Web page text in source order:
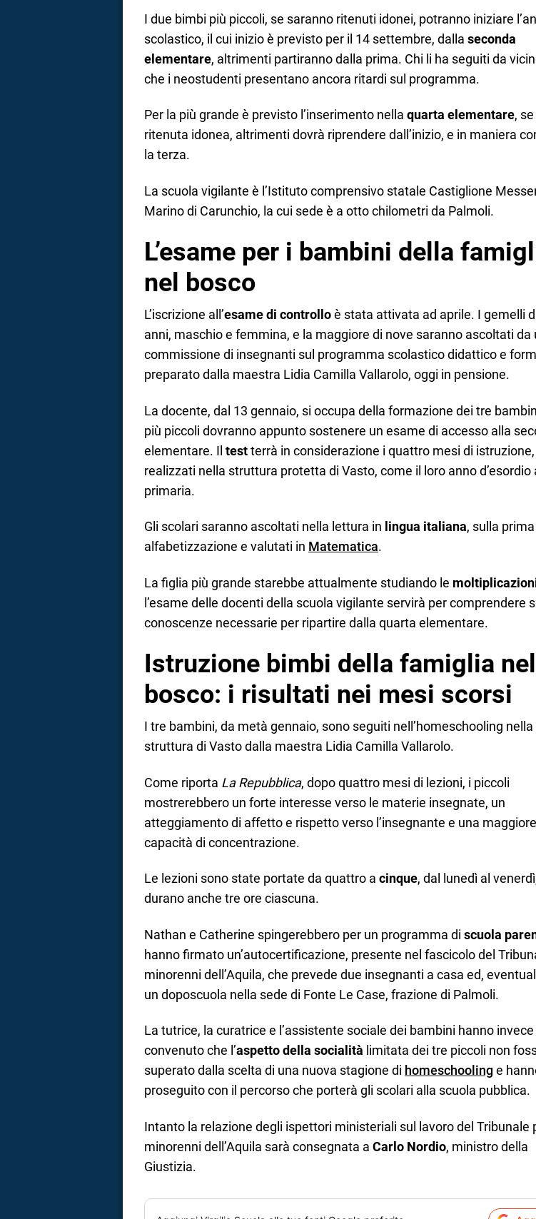
I due bimbi più piccoli, se saranno ritenuti idonei, potranno iniziare
scolastico, il cui inizio è previsto per il 14 settembre, dalla seconda
elementare, altrimenti partiranno dalla prima. Chi li ha seguiti da
che i neostudenti presentano ancora ritardi sul programma.
Per la più grande è previsto l’inserimento nella quarta elementare, se
ritenuta idonea, altrimenti dovrà riprendere dall’inizio, e in maniera
la terza.
La scuola vigilante è l’Istituto comprensivo statale Castiglione
Marino di Carunchio, la cui sede è a otto chilometri da Palmoli.
L’esame per i bambini della
nel bosco
L’iscrizione all’esame di controlloè stata attivata ad aprile. I gemelli
anni, maschio e femmina, e la maggiore di nove saranno ascoltati da
commissione di insegnanti sul programma scolastico didattico e
preparato dalla maestra Lidia Camilla Vallarolo, oggi in pensione.
La docente, dal 13 gennaio, si occupa della formazione dei tre
più piccoli dovranno appunto sostenere un esame di accesso alla
elementare. Il testterrà in considerazione i quattro mesi di istruzione,
realizzati nella struttura protetta di Vasto, come il loro anno d’esordio
primaria.
Gli scolari saranno ascoltati nella lettura in lingua italiana, sulla prima
alfabetizzazione e valutati in Matematica.
La figlia più grande starebbe attualmente studiando le
l’esame delle docenti della scuola vigilante servirà per comprendere
conoscenze necessarie per ripartire dalla quarta elementare.
Istruzione bimbi della famiglia nel
bosco: i risultati nei mesi scorsi
I tre bambini, da metà gennaio, sono seguiti nell’homeschooling nella
struttura di Vasto dalla maestra Lidia Camilla Vallarolo.
Come riporta La Repubblica, dopo quattro mesi di lezioni, i piccoli
mostrerebbero un forte interesse verso le materie insegnate, un
atteggiamento di affetto e rispetto verso l’insegnante e una maggiore
capacità di concentrazione.
Le lezioni sono state portate da quattro a cinque, dal lunedì al
durano anche tre ore ciascuna.
Nathan e Catherine spingerebbero per un programma di scuola
hanno firmato un’autocertificazione, presente nel fascicolo del
minorenni dell’Aquila, che prevede due insegnanti a casa ed,
un doposcuola nella sede di Fonte Le Case, frazione di Palmoli.
La tutrice, la curatrice e l’assistente sociale dei bambini hanno invece
convenuto che l’aspetto della socialità limitata dei tre piccoli non
superato dalla scelta di una nuova stagione di homeschoolinge
proseguito con il percorso che porterà gli scolari alla scuola pubblica.
Intanto la relazione degli ispettori ministeriali sul lavoro del Tribunale
minorenni dell’Aquila sarà consegnata a Carlo Nordio, ministro della
Giustizia.